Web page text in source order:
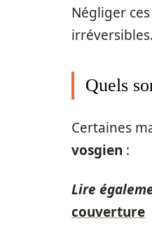
Négliger
irréversibles.
Quels
Certaines
vosgien :
Lire
couverture